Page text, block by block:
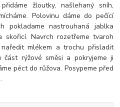
žloutky, našlehaný sníh,
Polovinu dáme do pečící
pokladame nastrouhaná jablka
skořicí. Navrch rozetřeme tvaroh
mlékem a trochu přisladit
část rýžové směsi a pokryjeme ji
péct do růžova. Posypeme před